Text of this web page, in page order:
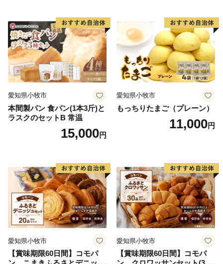
愛知県小牧市
本間製パン 食パン(1本3斤)と
ラスクのセットB 常温
15,000円
愛知県小牧市
もっちりたまご（プレーン）
11,000円
愛知県小牧市
【賞味期限60日間】コモパ
愛知県小牧市
【賞味期限60日間】コモパ